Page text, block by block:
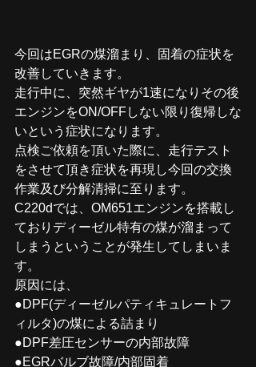
今回はEGRの煤溜まり、固着の症状を
改善していきます。
走行中に、突然ギヤが1速になりその後
エンジンをON/OFFしない限り復帰しな
いという症状になります。
点検ご依頼を頂いた際に、走行テスト
をさせて頂き症状を再現し今回の交換
作業及び分解清掃に至ります。
C220dでは、OM651エンジンを搭載し
ておりディーゼル特有の煤が溜まって
しまうということが発生してしまいま
す。
原因には、
●DPF(ディーゼルパティキュレートフ
ィルタ)の煤による詰まり
●DPF差圧センサーの内部故障
●EGRバルブ故障/内部固着